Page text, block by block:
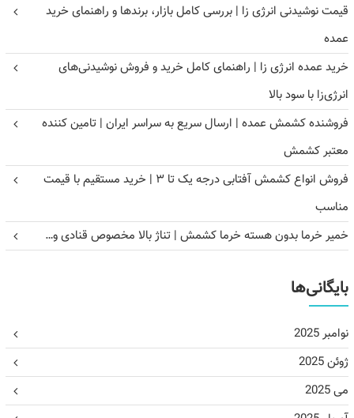
قیمت نوشیدنی انرژی زا | بررسی کامل بازار، برندها و راهنمای خرید
عمده
خرید عمده انرژی زا | راهنمای کامل خرید و فروش نوشیدنی‌های
انرژی‌زا با سود بالا
فروشنده کشمش عمده | ارسال سریع به سراسر ایران | تامین کننده
معتبر کشمش
فروش انواع کشمش آفتابی درجه یک تا ۳ | خرید مستقیم با قیمت
مناسب
خمیر خرما بدون هسته خرما کشمش | تناژ بالا مخصوص قنادی و…
بایگانی‌ها
نوامبر 2025
ژوئن 2025
می 2025